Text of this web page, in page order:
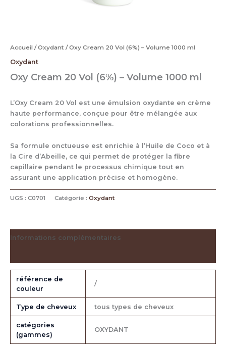
Accueil /Oxydant / Oxy Cream 20 Vol (6%) – Volume 1000 ml
Oxydant
Oxy Cream 20 Vol (6%) – Volume 1000 ml
L’Oxy Cream 20 Vol est une émulsion oxydante en crème
haute performance, conçue pour être mélangée aux
colorations professionnelles.
Sa formule onctueuse est enrichie à l’Huile de Coco et à
la Cire d’Abeille, ce qui permet de protéger la fibre
capillaire pendant le processus chimique tout en
assurant une application précise et homogène.
UGS : C0701 Catégorie : Oxydant
Informations complémentaires
référence de
couleur
/
Type de cheveux tous types de cheveux
catégories
(gammes)
OXYDANT